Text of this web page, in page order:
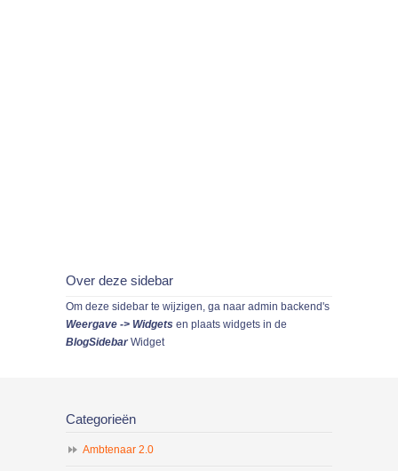
Over deze sidebar
Om deze sidebar te wijzigen, ga naar admin backend's
Weergave -> Widgets en plaats widgets in de
BlogSidebarWidget
Categorieën
Ambtenaar 2.0